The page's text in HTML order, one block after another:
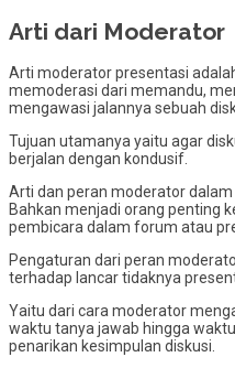
Arti dari Moderator
Arti moderator presentasi
memoderasi dari memandu,
mengawasi jalannya sebuah
Tujuan utamanya yaitu agar
berjalan dengan kondusif.
Arti dan peran moderator
Bahkan menjadi orang penting
pembicara dalam forum atau
Pengaturan dari peran
terhadap lancar tidaknya
Yaitu dari cara moderator
waktu tanya jawab hingga
penarikan kesimpulan diskusi.